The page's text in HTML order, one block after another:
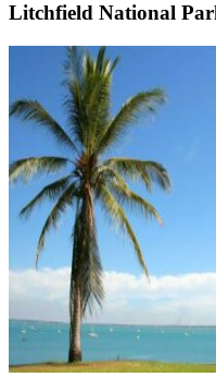
Litchfield National